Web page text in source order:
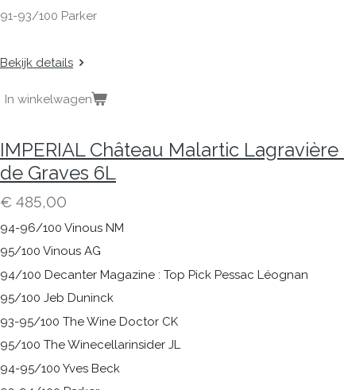
91-93/100 Parker
Bekijk details
In winkelwagen
IMPERIAL Château Malartic
de Graves 6L
€ 485,00
94-96/100 Vinous NM
95/100 Vinous AG
94/100 Decanter Magazine : Top Pick Pessac Léognan
95/100 Jeb Duninck
93-95/100 The Wine Doctor CK
95/100 The Winecellarinsider JL
94-95/100 Yves Beck